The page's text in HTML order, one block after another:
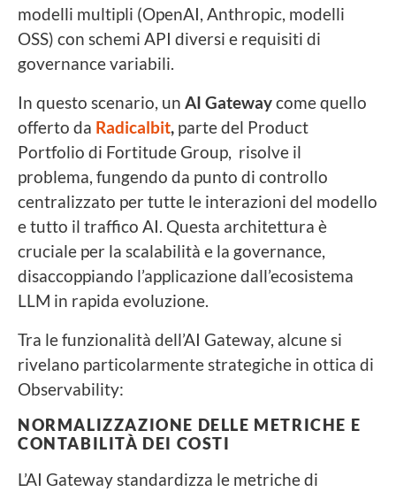
modelli multipli (OpenAI, Anthropic, modelli
OSS) con schemi API diversi e requisiti di
governance variabili.
In questo scenario, un AI Gatewaycome quello
offerto da Radicalbit, parte del Product
Portfolio di Fortitude Group, risolve il
problema, fungendo da punto di controllo
centralizzato per tutte le interazioni del modello
e tutto il traffico AI. Questa architettura è
cruciale per la scalabilità e la governance,
disaccoppiando l’applicazione dall’ecosistema
LLM in rapida evoluzione.
Tra le funzionalità dell’AI Gateway, alcune si
rivelano particolarmente strategiche in ottica di
Observability:
NORMALIZZAZIONE DELLE METRICHE E
CONTABILITÀ DEI COSTI
L’AI Gateway standardizza le metriche di